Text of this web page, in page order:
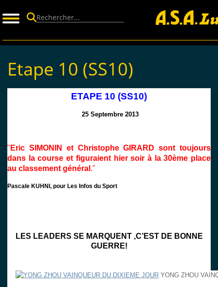
Etape 10 (SS10)
ETAPE 10 (SS10)
25 Septembre 2013
" Eric SIMONIN et Christophe GIRARD sont toujours
dans la course et figuraient hier soir à la 30ème place
au classement général ."
Pascale KUHNI, pour Les Infos du Sport
LES LEADERS SE MARQUENT ,C’EST DE BONNE
GUERRE!
YONG ZHOU